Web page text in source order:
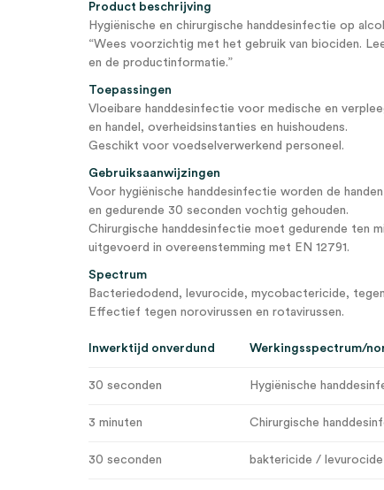
Product beschrijving
Hygiënische en chirurgische handdesinfectie op
“Wees voorzichtig met het gebruik van biociden.
en de productinformatie.”
Toepassingen
Vloeibare handdesinfectie voor medische en
en handel, overheidsinstanties en huishoudens.
Geschikt voor voedselverwerkend personeel.
Gebruiksaanwijzingen
Voor hygiënische handdesinfectie worden de
en gedurende 30 seconden vochtig gehouden.
Chirurgische handdesinfectie moet gedurende ten
uitgevoerd in overeenstemming met EN 12791.
Spectrum
Bacteriedodend, levurocide, mycobactericide,
Effectief tegen norovirussen en rotavirussen.
Inwerktijd onverdund Werkingsspectrum/
30 seconden Hygiënische
3 minuten Chirurgische
30 seconden baktericide / levurocide